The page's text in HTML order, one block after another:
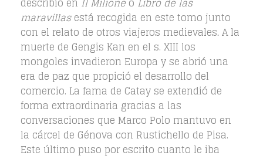
maravillasestá recogida en este tomo junto
con el relato de otros viajeros medievales. A la
muerte de Gengis Kan en el s. XIII los
mongoles invadieron Europa y se abrió una
era de paz que propició el desarrollo del
comercio. La fama de Catay se extendió de
forma extraordinaria gracias a las
conversaciones que Marco Polo mantuvo en
la cárcel de Génova con Rustichello de Pisa.
Este último puso por escrito cuanto le iba